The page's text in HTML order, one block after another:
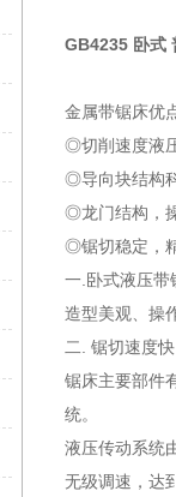
GB4235 卧式
金属带锯床优
◎切削速度液
◎导向块结构
◎龙门结构，
◎锯切稳定，
一.卧式液压带
造型美观、操
二. 锯切速度
锯床主要部件
统。
液压传动系统
无级调速，达